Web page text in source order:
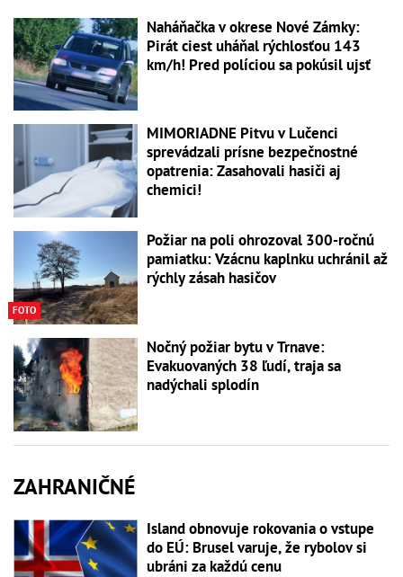
Naháňačka v okrese Nové Zámky:
Pirát ciest uháňal rýchlosťou 143
km/h! Pred políciou sa pokúsil ujsť
MIMORIADNE Pitvu v Lučenci
sprevádzali prísne bezpečnostné
opatrenia: Zasahovali hasiči aj
chemici!
FOTO
Požiar na poli ohrozoval 300-ročnú
pamiatku: Vzácnu kaplnku uchránil až
rýchly zásah hasičov
Nočný požiar bytu v Trnave:
Evakuovaných 38 ľudí, traja sa
nadýchali splodín
ZAHRANIČNÉ
Island obnovuje rokovania o vstupe
do EÚ: Brusel varuje, že rybolov si
ubráni za každú cenu